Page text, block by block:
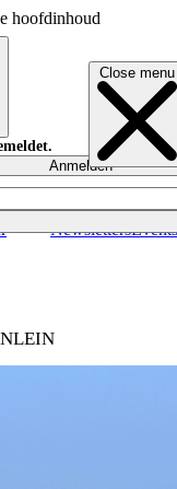
hoofdinhoud
Close menu
NewslettersEvents
Anmelden